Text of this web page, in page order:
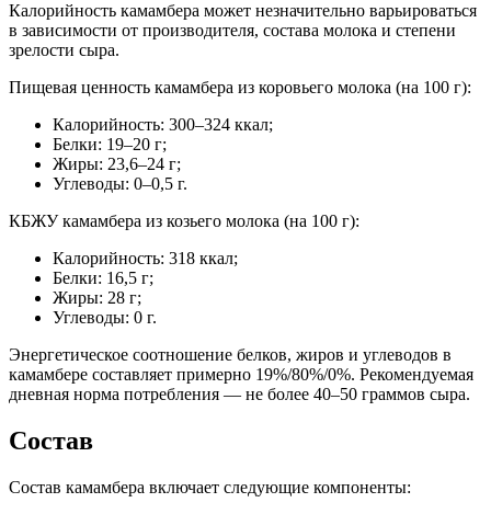
Калорийность камамбера может незначительно варьироваться
в зависимости от производителя, состава молока и степени
зрелости сыра.
Пищевая ценность камамбера из коровьего молока (на 100 г):
Калорийность: 300–324 ккал;
Белки: 19–20 г;
Жиры: 23,6–24 г;
Углеводы: 0–0,5 г.
КБЖУ камамбера из козьего молока (на 100 г):
Калорийность: 318 ккал;
Белки: 16,5 г;
Жиры: 28 г;
Углеводы: 0 г.
Энергетическое соотношение белков, жиров и углеводов в
камамбере составляет примерно 19%/80%/0%. Рекомендуемая
дневная норма потребления — не более 40–50 граммов сыра.
Состав
Состав камамбера включает следующие компоненты: